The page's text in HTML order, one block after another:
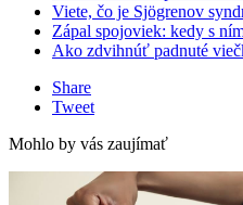
Viete, čo je Sjögrenov
Zápal spojoviek: kedy s
Ako zdvihnúť padnuté
Share
Tweet
Mohlo by vás zaujímať